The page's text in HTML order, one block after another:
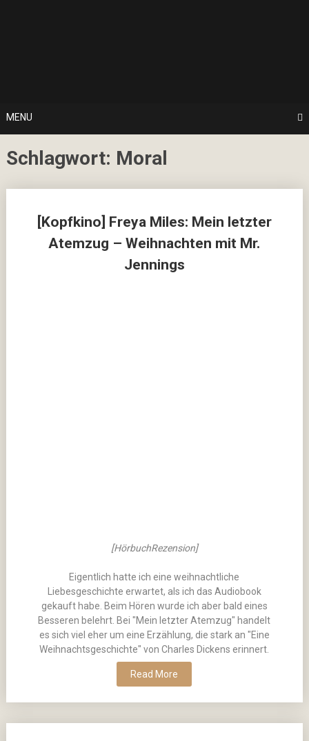
MENU
Schlagwort: Moral
[Kopfkino] Freya Miles: Mein letzter
Atemzug – Weihnachten mit Mr.
Jennings
[HörbuchRezension]
Eigentlich hatte ich eine weihnachtliche
Liebesgeschichte erwartet, als ich das Audiobook
gekauft habe. Beim Hören wurde ich aber bald eines
Besseren belehrt. Bei "Mein letzter Atemzug" handelt
es sich viel eher um eine Erzählung, die stark an "Eine
Weihnachtsgeschichte" von Charles Dickens erinnert.
Read More
navigation